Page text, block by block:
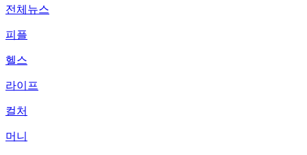
전체뉴스
피플
헬스
라이프
컬처
머니